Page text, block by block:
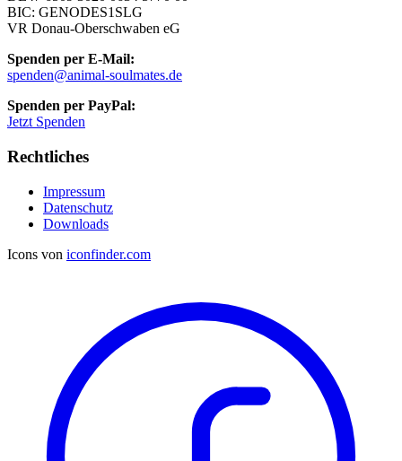
BIC: GENODES1SLG
VR Donau-Oberschwaben eG
Spenden per E-Mail:
spenden@animal-soulmates.de
Spenden per PayPal:
Jetzt Spenden
Rechtliches
Impressum
Datenschutz
Downloads
Icons von iconfinder.com